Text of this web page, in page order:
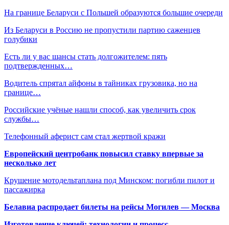
На границе Беларуси с Польшей образуются большие очереди
Из Беларуси в Россию не пропустили партию саженцев
голубики
Есть ли у вас шансы стать долгожителем: пять
подтвержденных…
Водитель спрятал айфоны в тайниках грузовика, но на
границе…
Российские учёные нашли способ, как увеличить срок
службы…
Телефонный аферист сам стал жертвой кражи
Европейский центробанк повысил ставку впервые за
несколько лет
Крушение мотодельтаплана под Минском: погибли пилот и
пассажирка
Белавиа распродает билеты на рейсы Могилев — Москва